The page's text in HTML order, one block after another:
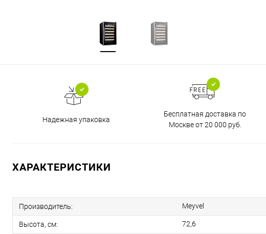
Надежная упаковка
Бесплатная доставка по
Москве от 20 000 руб.
ХАРАКТЕРИСТИКИ
Производитель: Meyvel
Высота, см: 72,6